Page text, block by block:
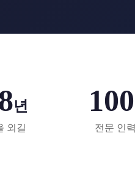
년
외길
100
전문 인력